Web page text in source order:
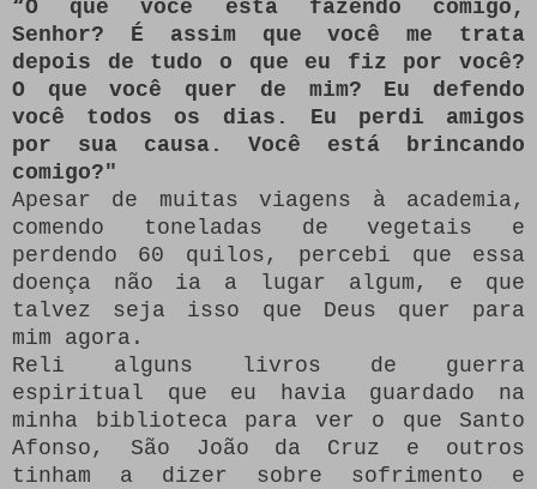
“O que você está fazendo comigo,
Senhor?
É assim que você me trata
depois de tudo o que eu fiz por você?
O que você quer de mim?
Eu defendo
você todos os dias.
Eu perdi amigos
por sua causa.
Você está brincando
comigo?"
Apesar de muitas viagens à academia,
comendo toneladas de vegetais e
perdendo 60 quilos, percebi que essa
doença não ia a lugar algum, e que
talvez seja isso que Deus quer para
mim agora.
Reli alguns livros de guerra
espiritual que eu havia guardado na
minha biblioteca para ver o que Santo
Afonso, São João da Cruz e outros
tinham a dizer sobre sofrimento e